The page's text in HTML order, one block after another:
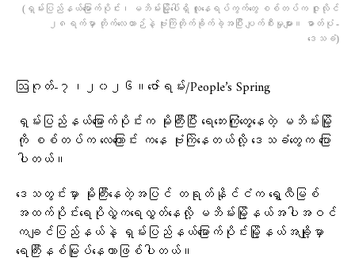
(ရှမ်းပြည်နယ်မြောက်ပိုင်း၊ မဘိမ်းမြို့ပေါ်ရှိ လူနေရပ်ကွက်တွေ စစ်တပ်က ဇူလိုင်
၂၈ရက်မှာ တိုက်လေယာဉ်နဲ့ ဗုံးကြဲတိုက်ခိုက်ခဲ့အပြီး ပျက်စီးမှုများ။ ဓာတ်ပုံ -
ဒေသခံ)
ဩဂုတ်-၇၊၂၀၂၆။ဇော်ရမ်း/People’s Spring
ရှမ်းပြည်နယ်မြောက်ပိုင်းက မိုးကြီးပြီး ရေဘေးကြုံတွေ့နေတဲ့ မဘိမ်းမြို့
ကို စစ်တပ်က လေကြောင်း ကနေ ဗုံးကြဲနေတယ်လို့ ဒေသခံတွေက ပြော
ပါတယ်။
ဒေသတွင်းမှာ မိုးကြီးနေတဲ့အပြင် တရုတ်နိုင်ငံက ရွှေလီမြစ်
အထက်ပိုင်းရေပိုလွှဲက​ရေလွှတ်နေလို့ မဘိမ်းမြို့နယ်အပါအဝင်
ကချင်ပြည်နယ်နဲ့ ရှမ်းပြည်နယ်မြောက်ပိုင်းမြို့နယ်အချို့မှာ
ရေကြီးနစ်မြုပ်နေတာဖြစ်ပါတယ်။